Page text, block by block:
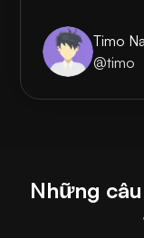
Timo
@timo
Những